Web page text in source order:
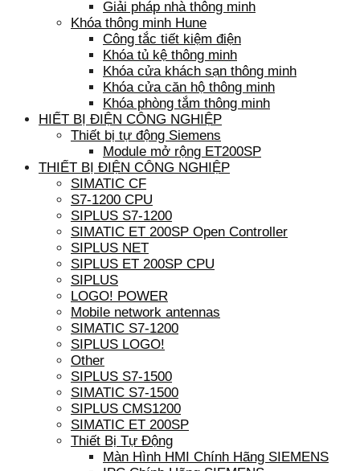
Giải pháp nhà thông minh
Khóa thông minh Hune
Công tắc tiết kiệm điện
Khóa tủ kệ thông minh
Khóa cửa khách sạn thông minh
Khóa cửa căn hộ thông minh
Khóa phòng tắm thông minh
HIẾT BỊ ĐIỆN CÔNG NGHIỆP
Thiết bị tự động Siemens
Module mở rộng ET200SP
THIẾT BỊ ĐIỆN CÔNG NGHIỆP
SIMATIC CF
S7-1200 CPU
SIPLUS S7-1200
SIMATIC ET 200SP Open Controller
SIPLUS NET
SIPLUS ET 200SP CPU
SIPLUS
LOGO! POWER
Mobile network antennas
SIMATIC S7-1200
SIPLUS LOGO!
Other
SIPLUS S7-1500
SIMATIC S7-1500
SIPLUS CMS1200
SIMATIC ET 200SP
Thiết Bị Tự Động
Màn Hình HMI Chính Hãng SIEMENS